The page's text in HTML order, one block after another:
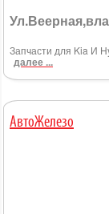
Запчасти для Kia И
далее ...
АвтоЖелезо